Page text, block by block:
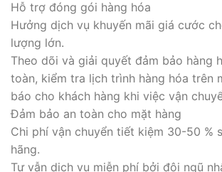
Hỗ trợ đóng gói hàng hóa
Hưởng dịch vụ khuyến mãi giá cước
lượng lớn.
Theo dõi và giải quyết đảm bảo hàng
toàn, kiểm tra lịch trình hàng hóa trên
báo cho khách hàng khi việc vận
Đảm bảo an toàn cho mặt hàng
Chi phí vận chuyển tiết kiệm 30-50 %
hãng.
Tư vẫn dịch vụ miễn phí bởi đội ngũ